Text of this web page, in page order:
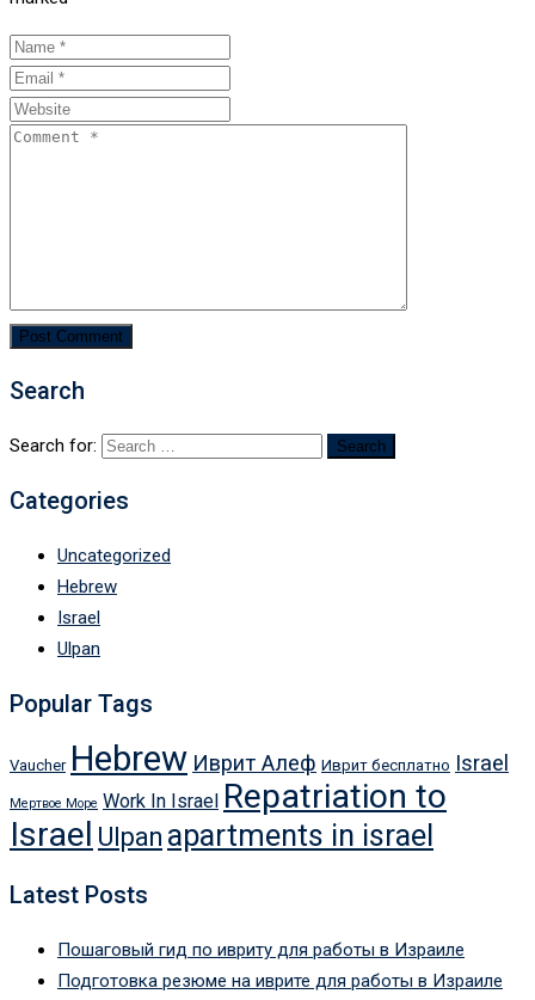
Search
Search for:
Categories
Uncategorized
Hebrew
Israel
Ulpan
Popular Tags
Vaucher Hebrew Иврит Алеф Иврит бесплатно Israel
Мертвое Море Work In Israel Repatriation to
Israel Ulpan apartments in israel
Latest Posts
Пошаговый гид по ивриту для работы в Израиле
Подготовка резюме на иврите для работы в Израиле